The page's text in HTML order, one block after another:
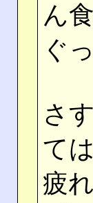
ん
ぐ
さ
て
疲